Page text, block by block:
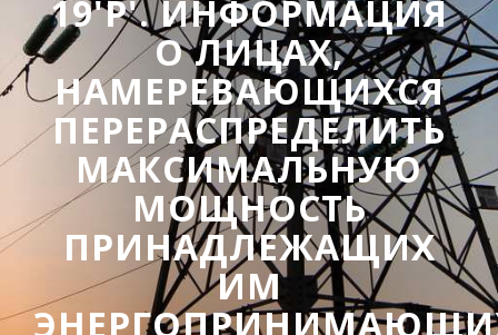
19'Р'. ИНФОРМАЦИЯ
О ЛИЦАХ,
НАМЕРЕВАЮЩИХСЯ
ПЕРЕРАСПРЕДЕЛИТЬ
МАКСИМАЛЬНУЮ
МОЩНОСТЬ
ПРИНАДЛЕЖАЩИХ
ИМ